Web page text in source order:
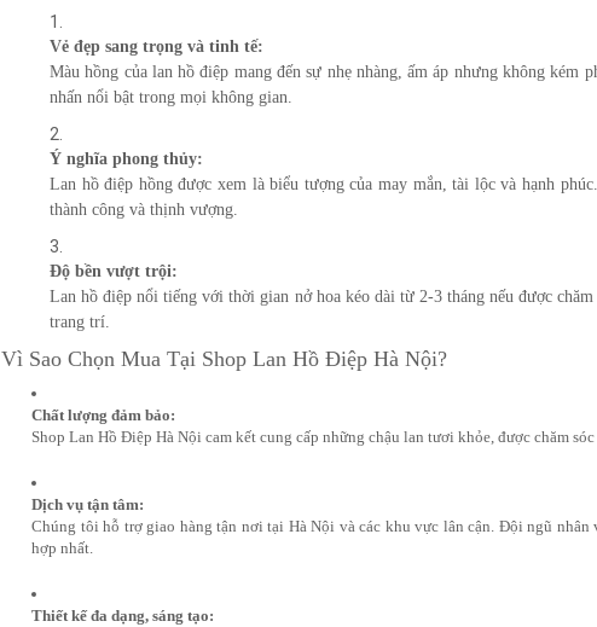
Vẻ đẹp sang trọng và tinh tế:
Màu hồng của lan hồ điệp mang đến sự nhẹ nhàng, ấm áp nhưng không kém
nhấn nổi bật trong mọi không gian.
Ý nghĩa phong thủy:
Lan hồ điệp hồng được xem là biểu tượng của may mắn, tài lộc và hạnh
thành công và thịnh vượng.
Độ bền vượt trội:
Lan hồ điệp nổi tiếng với thời gian nở hoa kéo dài từ 2-3 tháng nếu được
trang trí.
Vì Sao Chọn Mua Tại Shop Lan Hồ Điệp Hà Nội?
Chất lượng đảm bảo:
Shop Lan Hồ Điệp Hà Nội cam kết cung cấp những chậu lan tươi khỏe, được chăm
Dịch vụ tận tâm:
Chúng tôi hỗ trợ giao hàng tận nơi tại Hà Nội và các khu vực lân cận. Đội ngũ nhân
hợp nhất.
Thiết kế đa dạng, sáng tạo: